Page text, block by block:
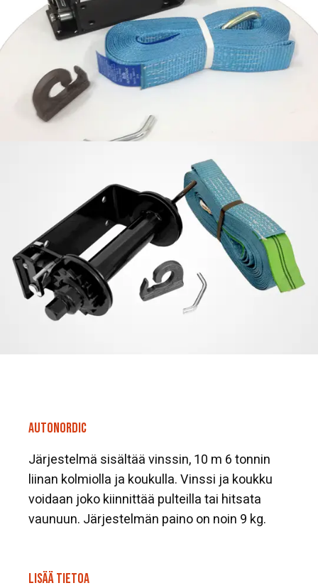
AUTONORDIC
Järjestelmä sisältää vinssin, 10 m 6 tonnin
liinan kolmiolla ja koukulla. Vinssi ja koukku
voidaan joko kiinnittää pulteilla tai hitsata
vaunuun. Järjestelmän paino on noin 9 kg.
LISÄÄ TIETOA